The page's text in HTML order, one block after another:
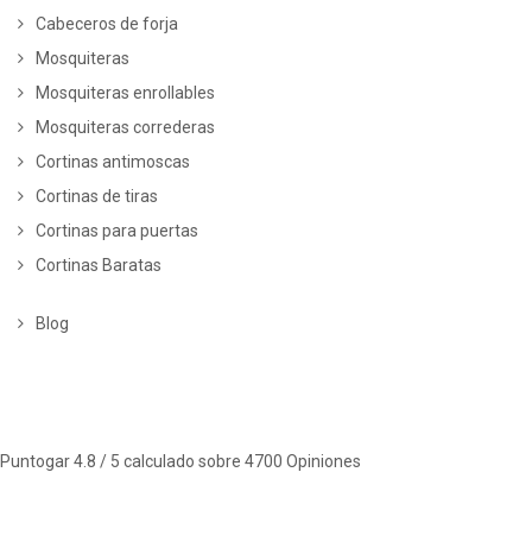
Cabeceros de forja
Mosquiteras
Mosquiteras enrollables
Mosquiteras correderas
Cortinas antimoscas
Cortinas de tiras
Cortinas para puertas
Cortinas Baratas
Blog
Puntogar4.8 / 5 calculado sobre 4700 Opiniones